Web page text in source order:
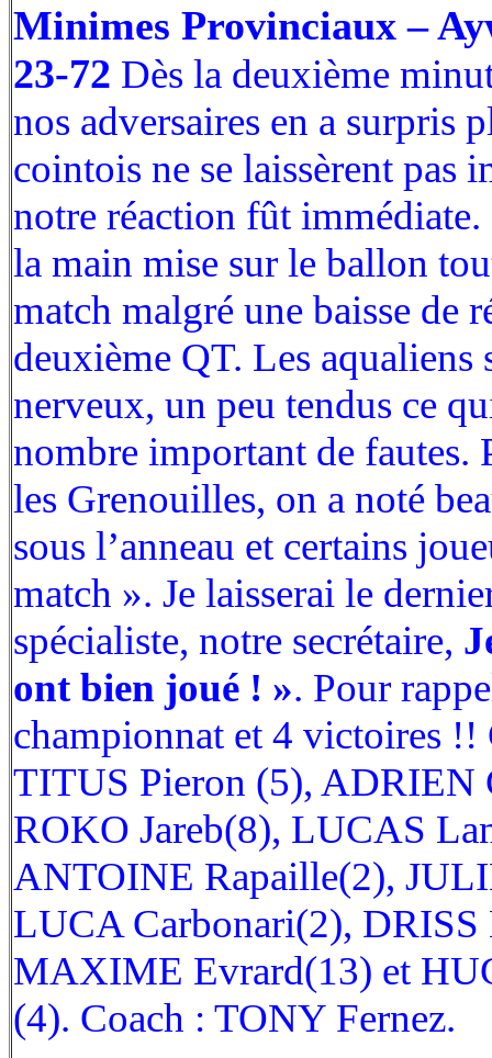
Minimes Provinciaux –
23-72 Dès la deuxième
nos adversaires en a surpris
cointois ne se laissèrent pas
notre réaction fût immédiate.
la main mise sur le ballon
match malgré une baisse de
deuxième QT. Les aqualiens
nerveux, un peu tendus ce
nombre important de fautes.
les Grenouilles, on a noté
sous l’anneau et certains
match ». Je laisserai le
spécialiste, notre secrétaire,
ont bien joué ! ». Pour
championnat et 4 victoires
TITUS Pieron (5), ADRIEN
ROKO Jareb(8), LUCAS
ANTOINE Rapaille(2),
LUCA Carbonari(2),
MAXIME Evrard(13) et
(4). Coach : TONY Fernez.